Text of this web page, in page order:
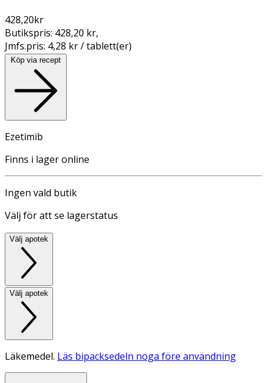
428,20kr
Butikspris: 428,20 kr,
Jmfs.pris: 4,28 kr / tablett(er)
Köp via recept
Ezetimib
Finns i lager online
Ingen vald butik
Välj för att se lagerstatus
Välj apotek
Välj apotek
Läkemedel. Läs bipacksedeln noga före användning